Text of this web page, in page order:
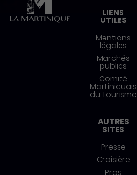
LIENS
UTILES
Mentions
légales
Marchés
publics
Comité
Martiniquais
du Tourisme
AUTRES
SITES
Presse
Croisière
Pros